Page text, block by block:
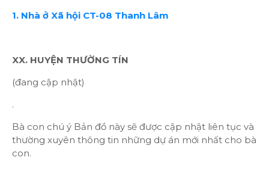
1. Nhà ở Xã hội CT-08 Thanh Lâm
XX. HUYỆN THƯỜNG TÍN
(đang cập nhật)
.
Bà con chú ý Bản đồ này sẽ được cập nhật liên tục và
thường xuyên thông tin những dự án mới nhất cho bà
con.